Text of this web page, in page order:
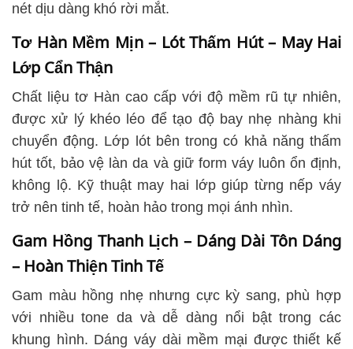
nét dịu dàng khó rời mắt.
Tơ Hàn Mềm Mịn – Lót Thấm Hút – May Hai
Lớp Cẩn Thận
Chất liệu tơ Hàn cao cấp với độ mềm rũ tự nhiên,
được xử lý khéo léo để tạo độ bay nhẹ nhàng khi
chuyển động. Lớp lót bên trong có khả năng thấm
hút tốt, bảo vệ làn da và giữ form váy luôn ổn định,
không lộ. Kỹ thuật may hai lớp giúp từng nếp váy
trở nên tinh tế, hoàn hảo trong mọi ánh nhìn.
Gam Hồng Thanh Lịch – Dáng Dài Tôn Dáng
– Hoàn Thiện Tinh Tế
Gam màu hồng nhẹ nhưng cực kỳ sang, phù hợp
với nhiều tone da và dễ dàng nổi bật trong các
khung hình. Dáng váy dài mềm mại được thiết kế